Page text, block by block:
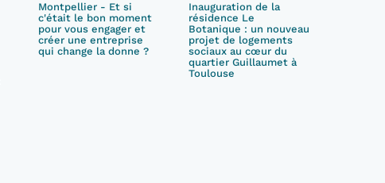
Montpellier - Et si
c'était le bon moment
pour vous engager et
créer une entreprise
qui change la donne ?
Inauguration de la
résidence Le
Botanique : un nouveau
projet de logements
sociaux au cœur du
quartier Guillaumet à
Toulouse